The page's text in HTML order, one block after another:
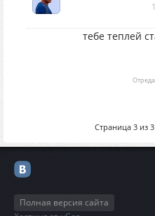
тебе теплей
Страница 3 из 3
Полная версия сайта